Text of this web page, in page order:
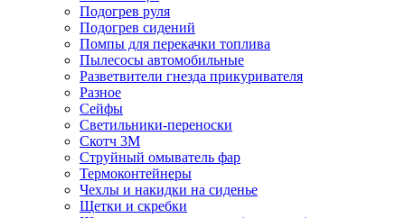
Подогрев руля
Подогрев сидений
Помпы для перекачки топлива
Пылесосы автомобильные
Разветвители гнезда прикуривателя
Разное
Сейфы
Светильники-переноски
Скотч 3М
Струйный омыватель фар
Термоконтейнеры
Чехлы и накидки на сиденье
Щетки и скребки